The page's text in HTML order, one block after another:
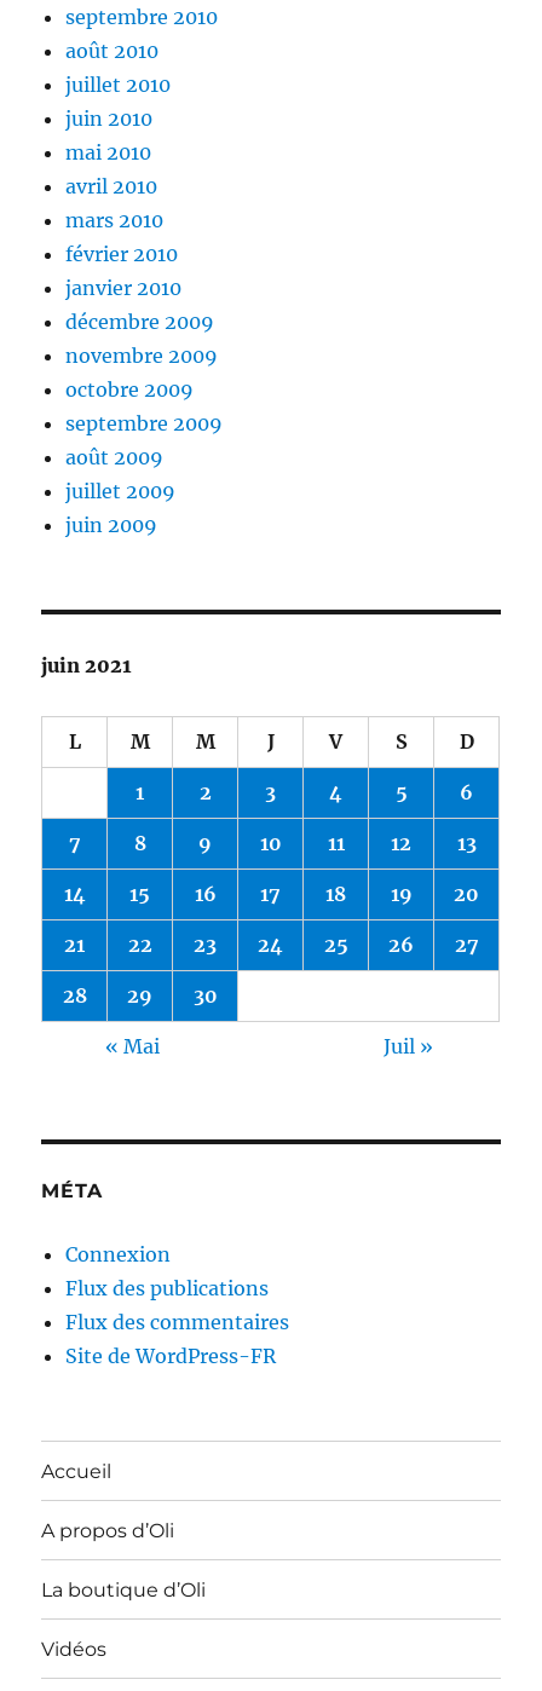
septembre 2010
août 2010
juillet 2010
juin 2010
mai 2010
avril 2010
mars 2010
février 2010
janvier 2010
décembre 2009
novembre 2009
octobre 2009
septembre 2009
août 2009
juillet 2009
juin 2009
juin 2021
L M M J V S D
1 2 3 4 5 6
7 8 9 10 11 12 13
14 15 16 17 18 19 20
21 22 23 24 25 26 27
28 29 30
« Mai Juil »
MÉTA
Connexion
Flux des publications
Flux des commentaires
Site de WordPress-FR
Accueil
A propos d’Oli
La boutique d’Oli
Vidéos